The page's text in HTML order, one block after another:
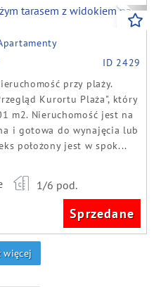
Next
ID 2429
przy plaży.
Kurortu Plaża", który
m2. Nieruchomość jest na
i gotowa do wynajęcia lub
położony jest w spok...
1/6 pod.
Sprzedane
więcej